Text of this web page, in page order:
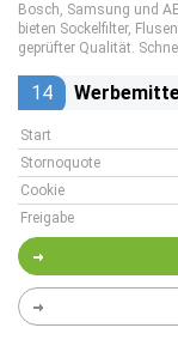
Bosch, Samsung und
bieten Sockelfilter,
geprüfter Qualität.
14
Start
Stornoquote
Cookie
Freigabe